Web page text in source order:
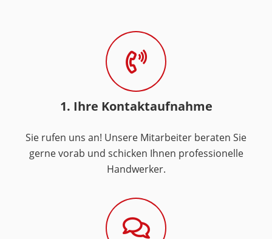
1. Ihre Kontaktaufnahme
Sie rufen uns an! Unsere Mitarbeiter beraten Sie
gerne vorab und schicken Ihnen professionelle
Handwerker.